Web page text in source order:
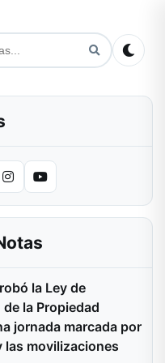
la Ley de
la Propiedad
jornada marcada por
las movilizaciones